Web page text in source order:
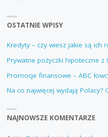
OSTATNIE WPISY
Kredyty – czy wiesz jakie są ich
Prywatne pożyczki hipoteczne z
Promocje finansowe – ABC
Na co najwięcej wydają Polacy?
NAJNOWSZE KOMENTARZE